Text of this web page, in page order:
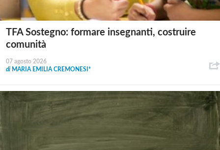
TFA Sostegno: formare insegnanti, costruire
comunità
07 agosto 2026
di MARIA EMILIA CREMONESI*